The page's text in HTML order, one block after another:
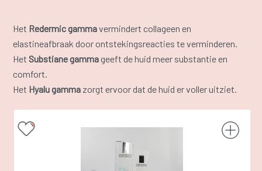
Het Redermic gammavermindert collageen en
elastineafbraak door ontstekingsreacties te verminderen.
HetSubstiane gammageeft de huid meer substantie en
comfort.
Het Hyalu gamma zorgt ervoor dat de huid er voller uitziet.